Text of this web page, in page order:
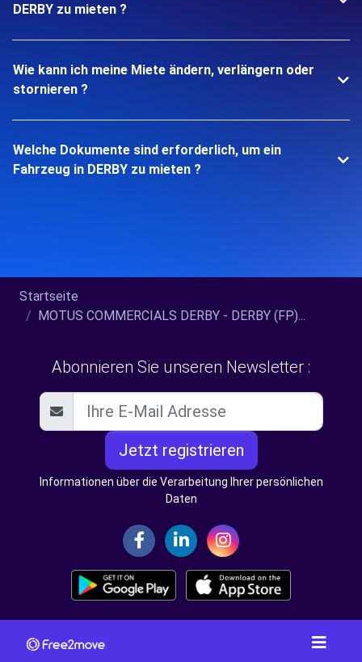
DERBY zu mieten ?
Wie kann ich meine Miete ändern, verlängern oder
stornieren ?
Welche Dokumente sind erforderlich, um ein
Fahrzeug in DERBY zu mieten ?
Startseite
MOTUS COMMERCIALS DERBY - DERBY (FP)...
Abonnieren Sie unseren Newsletter :
Jetzt registrieren
Informationen über die Verarbeitung Ihrer persönlichen
Daten